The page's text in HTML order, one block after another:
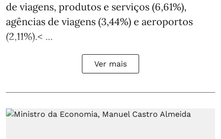
de viagens, produtos e serviços (6,61%),
agências de viagens (3,44%) e aeroportos
(2,11%).< ...
Ver mais